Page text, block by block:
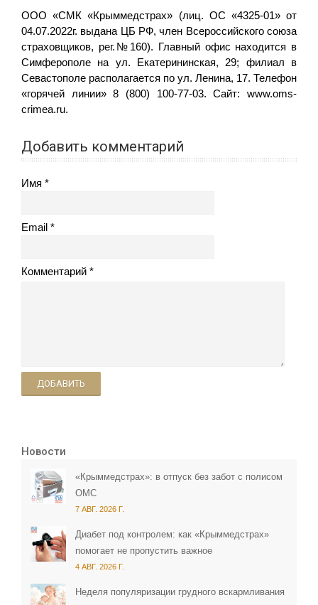
ООО «СМК «Крыммедстрах» (лиц. ОС «4325-01» от
04.07.2022г. выдана ЦБ РФ, член Всероссийского союза
страховщиков, рег.№160). Главный офис находится в
Симферополе на ул. Екатерининская, 29; филиал в
Севастополе располагается по ул. Ленина, 17. Телефон
«горячей линии» 8 (800) 100-77-03. Сайт: www.oms-
crimea.ru.
Добавить комментарий
Имя
Email
Комментарий
ДОБАВИТЬ
Новости
«Крыммедстрах»: в отпуск без забот с полисом
ОМС
7 АВГ. 2026 Г.
Диабет под контролем: как «Крыммедстрах»
помогает не пропустить важное
4 АВГ. 2026 Г.
Неделя популяризации грудного вскармливания